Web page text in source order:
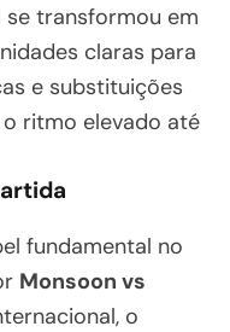
se transformou em
claras para
e substituições
ritmo elevado até
fundamental no
Monsoon vs
o